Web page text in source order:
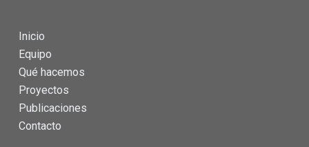
Inicio
Equipo
Qué hacemos
Proyectos
Publicaciones
Contacto